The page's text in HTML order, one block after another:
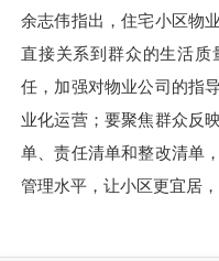
余志伟指出，住宅小区物
直接关系到群众的生活
任，加强对物业公司的指
业化运营；要聚焦群众反
单、责任清单和整改清单
管理水平，让小区更宜居